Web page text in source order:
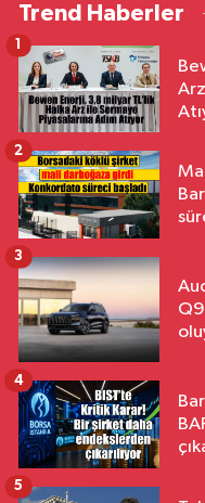
Trend Haberler
1
2
3
4
5